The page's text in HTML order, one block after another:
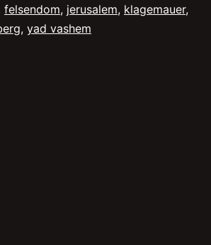
felsendom, jerusalem, klagemauer,
, yad vashem